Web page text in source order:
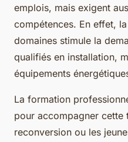
emplois, mais exigent
compétences. En effet,
domaines stimule la
qualifiés en installation,
équipements
La formation
pour accompagner cette
reconversion ou les